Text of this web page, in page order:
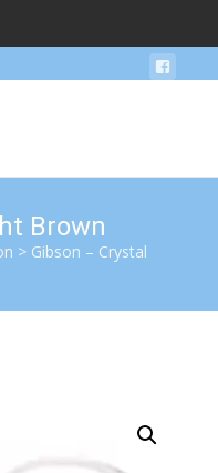
Brown
> Gibson – Crystal